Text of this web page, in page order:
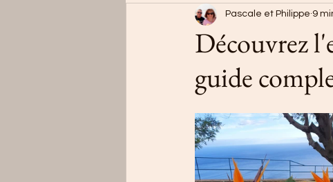
Randonnées Annecy Recettes
Découvrez
guide
Pascale et Philippe 9